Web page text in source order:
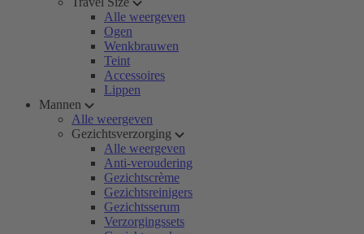
Alle weergeven
Ogen
Wenkbrauwen
Teint
Accessoires
Lippen
Mannen
Alle weergeven
Gezichtsverzorging
Alle weergeven
Anti-veroudering
Gezichtscrème
Gezichtsreinigers
Gezichtsserum
Verzorgingssets